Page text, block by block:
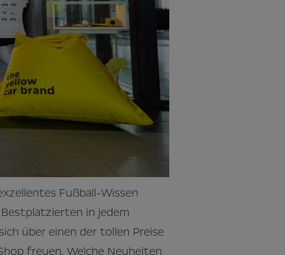
Fußball-Wissen
in jedem
über einen der tollen Preise
freuen. Welche Neuheiten